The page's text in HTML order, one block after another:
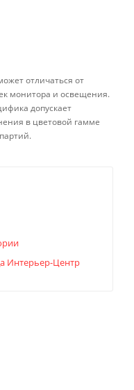
отличаться от
монитора и освещения.
допускает
в цветовой гамме
Интерьер-Центр